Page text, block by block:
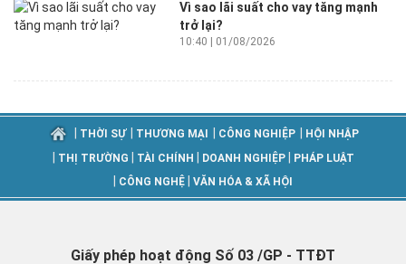
Vì sao lãi suất cho vay tăng mạnh
trở lại?
10:40 | 01/08/2026
THỜI SỰ THƯƠNG MẠI CÔNG NGHIỆP HỘI NHẬP
THỊ TRƯỜNG TÀI CHÍNH DOANH NGHIỆP PHÁP LUẬT
CÔNG NGHỆ VĂN HÓA & XÃ HỘI
Giấy phép hoạt động Số 03 /GP - TTĐT